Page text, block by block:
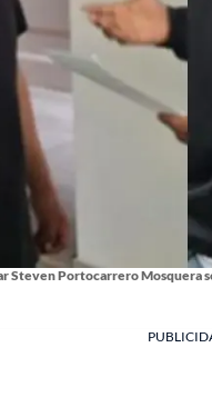
Steven Portocarrero Mosquera